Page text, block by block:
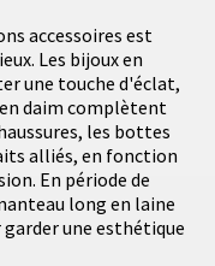
accessoires est
Les bijoux en
une touche d'éclat,
en daim complètent
les bottes
alliés, en fonction
En période de
long en laine
une esthétique